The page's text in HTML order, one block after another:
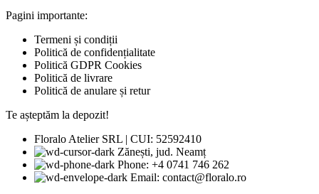
Pagini importante:
Termeni și condiții
Politică de confidențialitate
Politică GDPR Cookies
Politică de livrare
Politică de anulare și retur
Te așteptăm la depozit!
Floralo Atelier SRL | CUI: 52592410
Zănești, jud. Neamț
Phone: +4 0741 746 262
Email: contact@floralo.ro